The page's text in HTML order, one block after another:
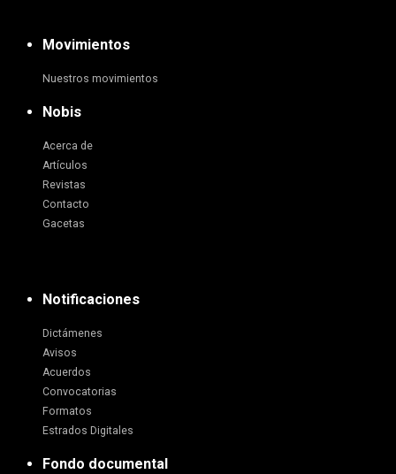
Movimientos
Nuestros movimientos
Nobis
Acerca de
Artículos
Revistas
Contacto
Gacetas
Notificaciones
Dictámenes
Avisos
Acuerdos
Convocatorias
Formatos
Estrados Digitales
Fondo documental